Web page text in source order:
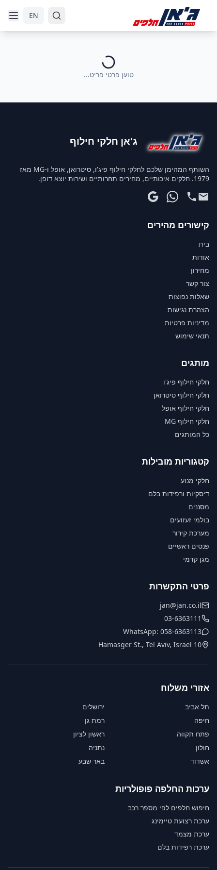
EN
טוען פרטי פריט...
ג'אן חלקי חילוף
השותף המהימן שלכם לחלקי חילוף פיג'ו, סיטרואן, אופל ו-MG מאז
1979. חלקים איכותיים, מחירים תחרותיים ושירות יוצא דופן.
קישורים מהירים
בית
אודות
מחירון
צור קשר
שאלות נפוצות
הצהרת נגישות
מדיניות פרטיות
תנאי שימוש
מותגים
חלקי חילוף פיג'ו
חלקי חילוף סיטרואן
חלקי חילוף אופל
חלקי חילוף MG
כל המותגים
קטגוריות מובילות
חלקי מנוע
דיסקיות ורפידות בלם
מסננים
בולמי זעזועים
מערכת קירור
פנסים ראשיים
מגן קדמי
פרטי התקשרות
jan@jan.co.il
03-6363111
WhatsApp: 058-6363113
10 Hamasger St., Tel Aviv, Israel
אזורי משלוח
תל אביב
ירושלים
חיפה
רמת גן
פתח תקווה
ראשון לציון
חולון
נתניה
אשדוד
באר שבע
ערכות החלפה פופולריות
חיפוש חלפים לפי מספר רכב
ערכת רצועת טיימינג
ערכת מצמד
ערכת רפידות בלם